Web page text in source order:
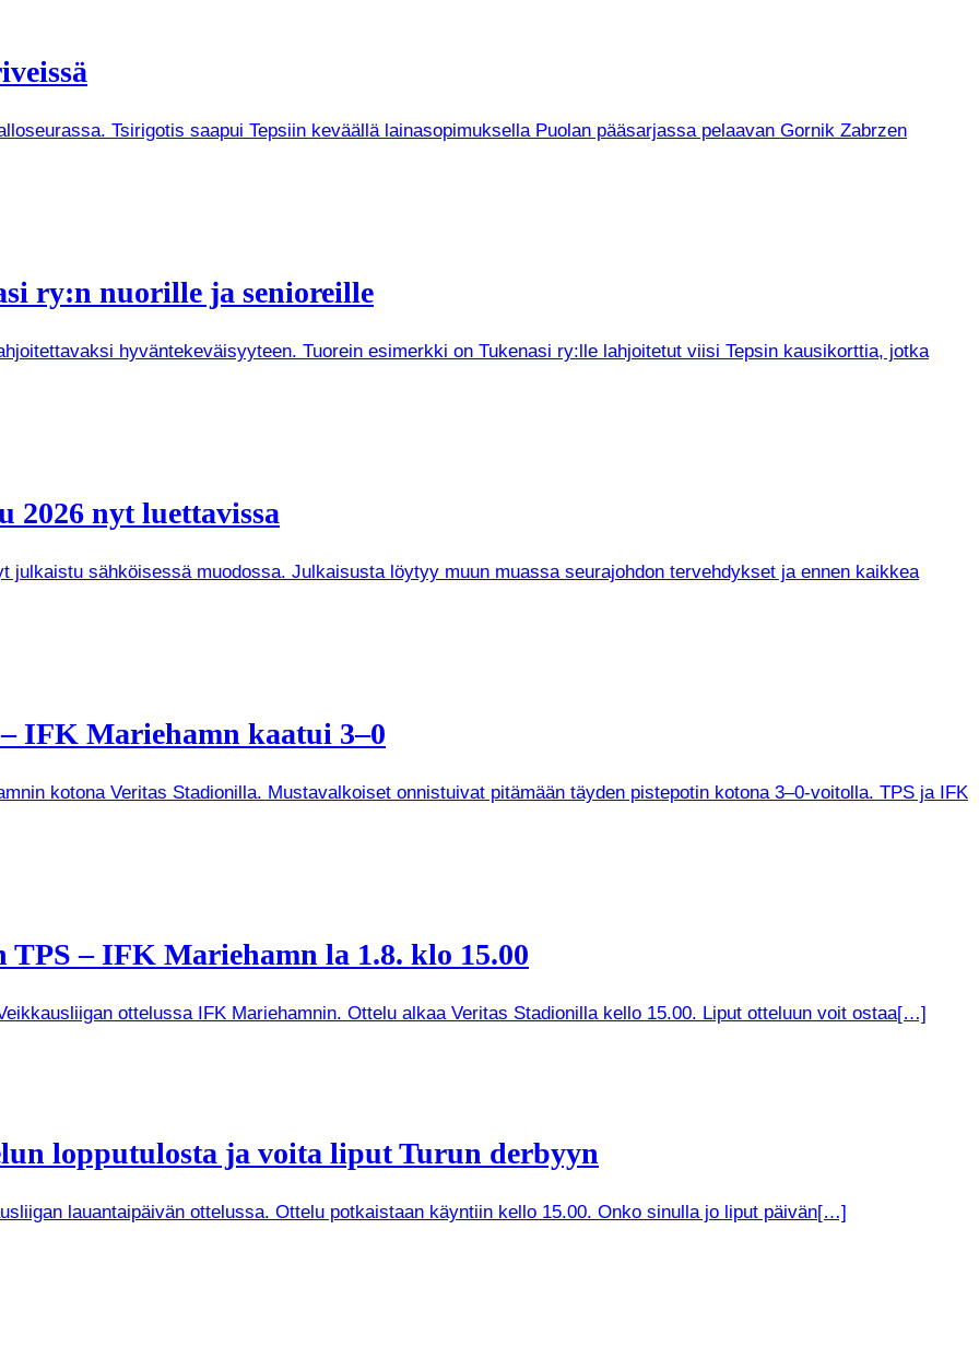
Tsirigotis saapui Tepsiin keväällä lainasopimuksella Puolan pääsarjassa pelaavan Gornik Zabrzen
ry:n nuorille ja senioreille
hyväntekeväisyyteen. Tuorein esimerkki on Tukenasi ry:lle lahjoitetut viisi Tepsin kausikorttia, jotka
nyt luettavissa
julkaistu sähköisessä muodossa. Julkaisusta löytyy muun muassa seurajohdon tervehdykset ja ennen kaikkea
IFK Mariehamn kaatui 3–0
kotona Veritas Stadionilla. Mustavalkoiset onnistuivat pitämään täyden pistepotin kotona 3–0-voitolla. TPS ja IFK
– IFK Mariehamn la 1.8. klo 15.00
ottelussa IFK Mariehamnin. Ottelu alkaa Veritas Stadionilla kello 15.00. Liput otteluun voit ostaa[…]
lopputulosta ja voita liput Turun derbyyn
lauantaipäivän ottelussa. Ottelu potkaistaan käyntiin kello 15.00. Onko sinulla jo liput päivän[…]